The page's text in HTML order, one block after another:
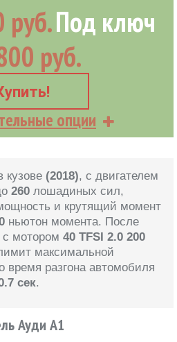
руб.Под ключ
руб.
опции
кузове (2018), с двигателем
260 лошадиных сил,
и крутящий момент
ньютон момента. После
с мотором 40 TFSI 2.0 200
максимальной
время разгона автомобиля
сек.
Ауди А1